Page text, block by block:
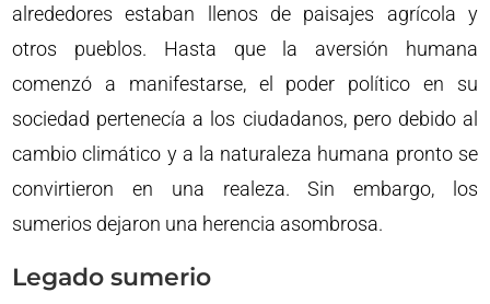
alrededores estaban llenos de paisajes agrícola y
otros pueblos. Hasta que la aversión humana
comenzó a manifestarse, el poder político en su
sociedad pertenecía a los ciudadanos, pero debido al
cambio climático y a la naturaleza humana pronto se
convirtieron en una realeza. Sin embargo, los
sumerios dejaron una herencia asombrosa.
Legado sumerio